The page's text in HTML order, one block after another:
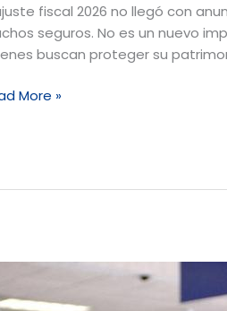
fiscal 2026 no llegó con
seguros. No es un nuevo
buscan proteger su
More »